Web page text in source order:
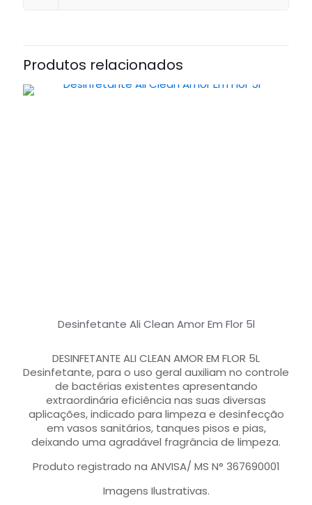
Produtos relacionados
Desinfetante Ali Clean Amor Em Flor 5l
DESINFETANTE ALI CLEAN AMOR EM FLOR 5L
Desinfetante, para o uso geral auxiliam no controle
de bactérias existentes apresentando
extraordinária eficiência nas suas diversas
aplicações, indicado para limpeza e desinfecção
em vasos sanitários, tanques pisos e pias,
deixando uma agradável fragrância de limpeza.
Produto registrado na ANVISA/ MS N° 367690001
Imagens Ilustrativas.